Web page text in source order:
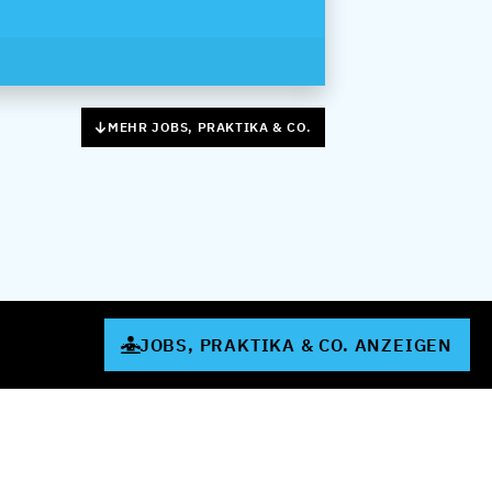
MEHR JOBS, PRAKTIKA & CO.
JOBS, PRAKTIKA & CO. ANZEIGEN